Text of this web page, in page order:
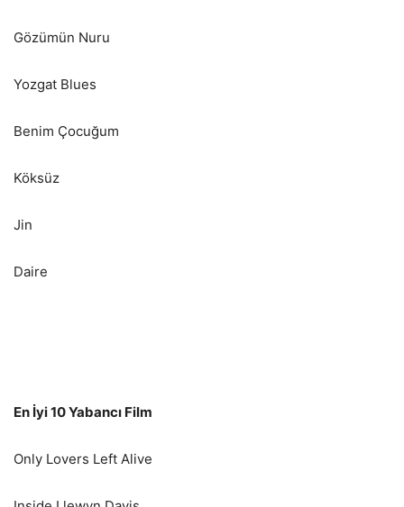
Gözümün Nuru
Yozgat Blues
Benim Çocuğum
Köksüz
Jin
Daire
En İyi 10 Yabancı Film
Only Lovers Left Alive